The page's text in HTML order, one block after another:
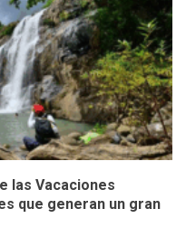
las Vacaciones
que generan un gran